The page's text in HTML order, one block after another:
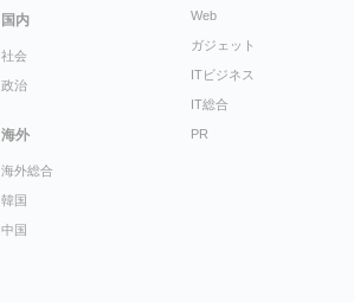
国内
社会
政治
海外
海外総合
韓国
中国
Web
ガジェット
ITビジネス
IT総合
PR